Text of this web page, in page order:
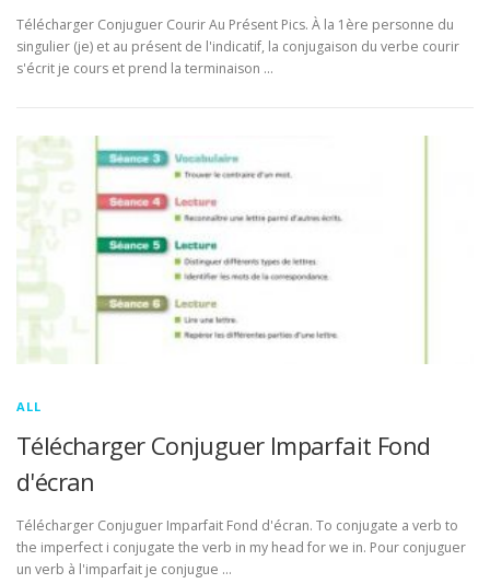
Télécharger Conjuguer Courir Au Présent Pics. À la 1ère personne du
singulier (je) et au présent de l'indicatif, la conjugaison du verbe courir
s'écrit je cours et prend la terminaison …
ALL
Télécharger Conjuguer Imparfait Fond
d'écran
Télécharger Conjuguer Imparfait Fond d'écran. To conjugate a verb to
the imperfect i conjugate the verb in my head for we in. Pour conjuguer
un verb à l'imparfait je conjugue …